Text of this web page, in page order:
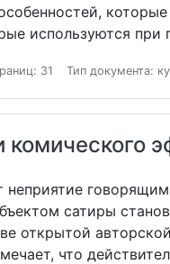
используются при
31 Тип документа:
сатиры
открытой
что